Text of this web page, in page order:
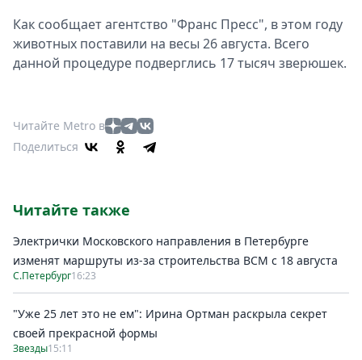
Скачай
Metro
Как сообщает агентство "Франс Пресс", в этом году
животных поставили на весы 26 августа. Всего
данной процедуре подверглись 17 тысяч зверюшек.
Читайте Metro в
Поделиться
Читайте также
Электрички Московского направления в Петербурге
изменят маршруты из-за строительства ВСМ с 18 августа
С.Петербург16:23
"Уже 25 лет это не ем": Ирина Ортман раскрыла секрет
своей прекрасной формы
Звезды15:11